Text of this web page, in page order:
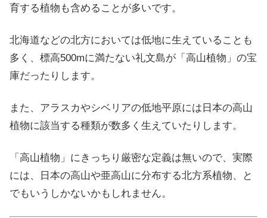
育する植物も含めることが多いです。
北海道などの北方においては低地に生えていることも
多く、標高500mに満たない礼文島が「高山植物」の宝
庫だったりします。
また、アラスカやシベリアの低地平原には日本の高山
植物に該当する種類が数多く生えていたりします。
「高山植物」にきっちり厳密な定義は無いので、実際
には、日本の高山や亜高山に分布する北方系植物、と
でもいうしかないかもしれません。